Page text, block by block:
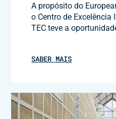
A propósito do
o Centro de Excelência
TEC teve a
SABER MAIS